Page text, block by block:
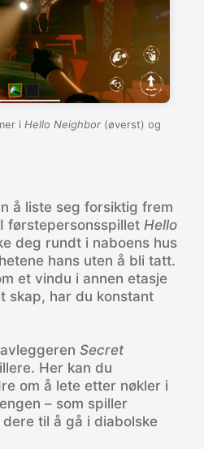
i Hello Neighbor (øverst) og
å liste seg forsiktig frem
førstepersonsspillet Hello
deg rundt i naboens hus
hans uten å bli tatt.
et vindu i annen etasje
skap, har du konstant
Secret
Her kan du
om å lete etter nøkler i
– som spiller
til å gå i diabolske